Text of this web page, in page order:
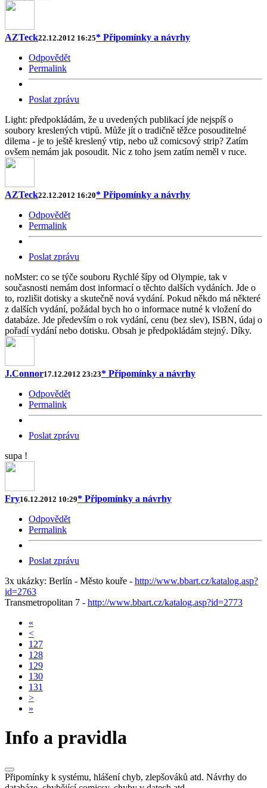
AZTeck22.12.2012 16:25* Připomínky a návrhy
Odpovědět
Permalink
Poslat zprávu
Light: předpokládám, že u uvedených publikací jde nejspíš o
soubory kreslených vtipů. Může jít o tradičně těžce posouditelné
dilema - je to ještě kreslený vtip, nebo už comicsový strip? Zatím
ovšem nemám jak posoudit. Nic z toho jsem zatím neměl v ruce.
AZTeck22.12.2012 16:20* Připomínky a návrhy
Odpovědět
Permalink
Poslat zprávu
noMster: co se týče souboru Rychlé šípy od Olympie, tak v
současnosti nemám dost informací o těchto dalších vydáních. Jde o
to, rozlišit dotisky a skutečně nová vydání. Pokud někdo má některé
z dalších vydání, požádal bych ho o informace nutné k vložení do
databáze. Jde především o rok vydání, cenu (bez slev), ISBN, údaj o
pořadí vydání nebo dotisku. Obsah je předpokládám stejný. Díky.
J.Connor17.12.2012 23:23* Připomínky a návrhy
Odpovědět
Permalink
Poslat zprávu
supa !
Fry16.12.2012 10:29* Připomínky a návrhy
Odpovědět
Permalink
Poslat zprávu
3x ukázky: Berlín - Město kouře - http://www.bbart.cz/katalog.asp?
id=2763
Transmetropolitan 7 - http://www.bbart.cz/katalog.asp?id=2773
«
<
127
128
129
130
131
>
»
Info a pravidla
Připomínky k systému, hlášení chyb, zlepšováků atd. Návrhy do